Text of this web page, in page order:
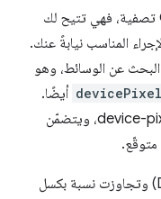
بما أنّ طلبات الاستعلام عن الوسائط في CSS تصفية، فهي تتيح لك
المناسب نيابةً عنك.
البحث عن الوسائط، وهو
أيضًا.
طلب البحث المرتبط بالوسائط هو device-pixel-ratio، ويتضمّن
متوقّع.
إذا كنت تريد تحميل صور عالية الكثافة (DPI) وتجاوزت نسبة بكسل